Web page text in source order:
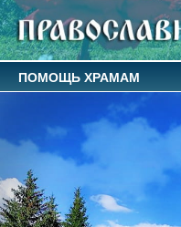
ПОМОЩЬ ХРАМАМ